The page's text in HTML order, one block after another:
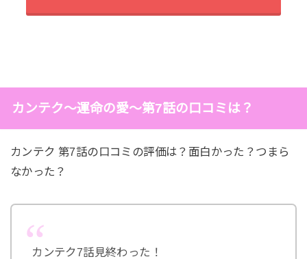
カンテク～運命の愛～第7話の口コミは？
カンテク 第7話の口コミの評価は？面白かった？つまら
なかった？
カンテク7話見終わった！